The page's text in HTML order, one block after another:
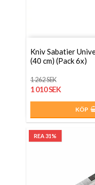
Kniv Sabatier
(40 cm) (Pack 6x)
1 262 SEK
1 010 SEK
KÖP
REA 31%